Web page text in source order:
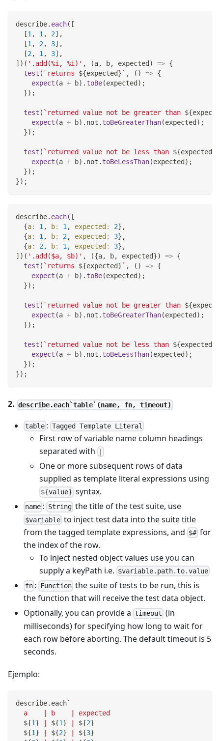
describe. each( [
[1 , 1 , 2] ,
[1 , 2, 3] ,
[2, 1 , 3] ,
] ) ( '.add(%i, %i)' , (a, b, expected ) => {
test ( ` returns ${expected} ` , ( ) => {
expect (a + b) . toBe(expected ) ;
}) ;
test ( ` returned value not be greater than ${
expect (a + b) . not . toBeGreaterThan(expected ) ;
}) ;
test ( ` returned value not be less than ${expected
expect (a + b) . not . toBeLessThan(expected ) ;
}) ;
}) ;
describe. each( [
{a: 1 , b: 1 , expected : 2} ,
{a: 1 , b: 2, expected : 3} ,
{a: 2, b: 1 , expected : 3} ,
] ) ( '.add($a, $b)' , ({a, b, expected}) => {
test ( ` returns ${expected} ` , ( ) => {
expect (a + b) . toBe(expected ) ;
}) ;
test ( ` returned value not be greater than ${
expect (a + b) . not . toBeGreaterThan(expected ) ;
}) ;
test ( ` returned value not be less than ${expected
expect (a + b) . not . toBeLessThan(expected ) ;
}) ;
}) ;
2. describe.each`table`(name, fn, timeout)
table : Tagged Template Literal
First row of variable name column headings
separated with
One or more subsequent rows of data
supplied as template literal expressions using
${value} syntax.
name : Stringthe title of the test suite, use
$variable to inject test data into the suite title
from the tagged template expressions, and $# for
the index of the row.
To inject nested object values use you can
supply a keyPath i.e. $variable.path.to.value
fn : Functionthe suite of tests to be run, this is
the function that will receive the test data object.
Optionally, you can provide a timeout (in
milliseconds) for specifying how long to wait for
each row before aborting. The default timeout is 5
seconds.
Ejemplo:
describe. each`
  a    | b    | expected
${1} ${1} ${2}
${1} ${2} ${3}